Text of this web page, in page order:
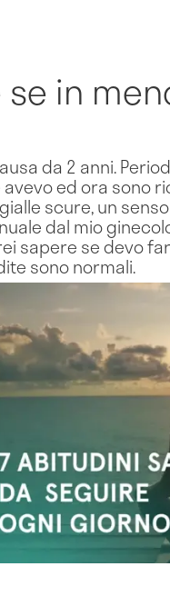
se in
da 2 anni.
avevo ed ora
scure, un
dal mio
sapere se devo
sono normali.